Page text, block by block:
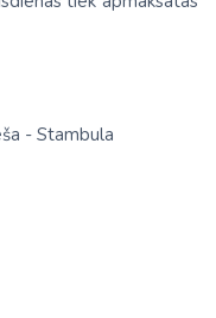
- Stambula